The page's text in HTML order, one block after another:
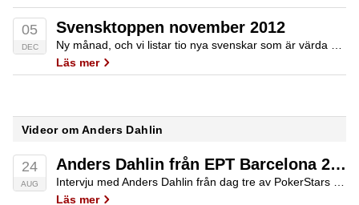
05
DEC
Svensktoppen november 2012
Ny månad, och vi listar tio nya svenskar som är värda att omnämnas i pokervärlden för november månad!
Läs mer
Videor om Anders Dahlin
24
AUG
Anders Dahlin från EPT Barcelona 2014
Intervju med Anders Dahlin från dag tre av PokerStars EPT Barcelona 2014.
Läs mer